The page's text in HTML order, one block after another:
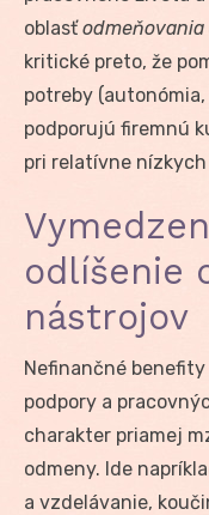
oblasť
kritické preto, že
potreby
podporujú firemnú
pri relatívne
odlíšenie
nástrojov
Nefinančné
podpory a
charakter priamej
odmeny. Ide
a vzdelávanie,